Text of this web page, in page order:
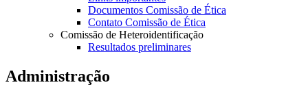
Documentos Comissão de Ética
Contato Comissão de Ética
Comissão de Heteroidentificação
Resultados preliminares
Administração